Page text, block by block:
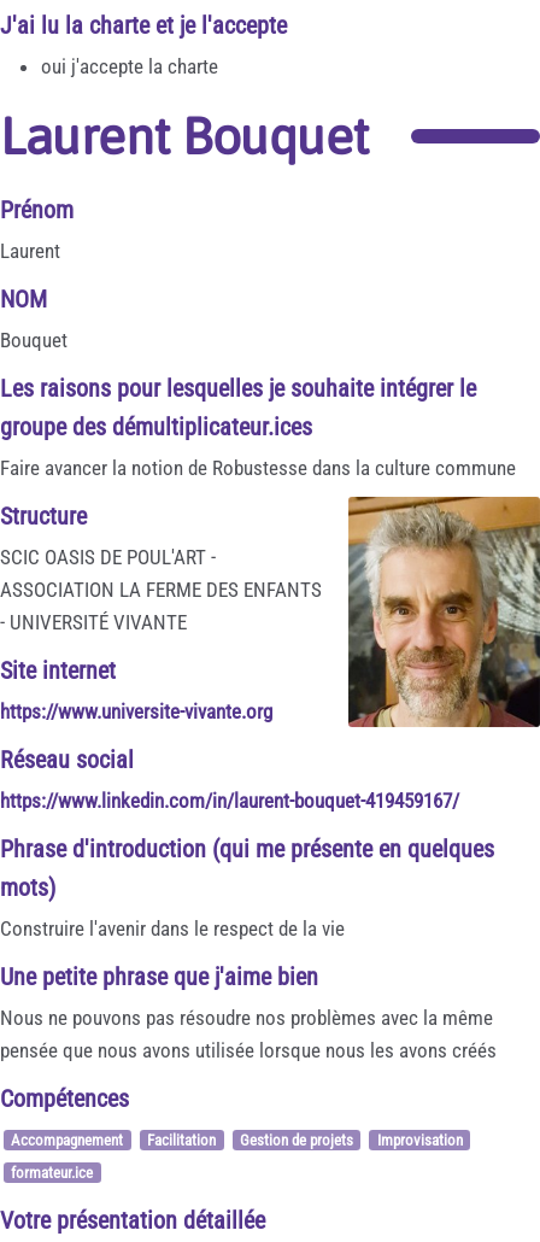
J'ai lu la charte et je l'accepte
oui j'accepte la charte
Laurent Bouquet
Prénom
Laurent
NOM
Bouquet
Les raisons pour lesquelles je souhaite intégrer le
groupe des démultiplicateur.ices
Faire avancer la notion de Robustesse dans la culture commune
Structure
SCIC OASIS DE POUL'ART -
ASSOCIATION LA FERME DES ENFANTS
- UNIVERSITÉ VIVANTE
Site internet
https://www.universite-vivante.org
Réseau social
https://www.linkedin.com/in/laurent-bouquet-419459167/
Phrase d'introduction (qui me présente en quelques
mots)
Construire l'avenir dans le respect de la vie
Une petite phrase que j'aime bien
Nous ne pouvons pas résoudre nos problèmes avec la même
pensée que nous avons utilisée lorsque nous les avons créés
Compétences
Accompagnement Facilitation Gestion de projets
Improvisation
formateur.ice
Votre présentation détaillée